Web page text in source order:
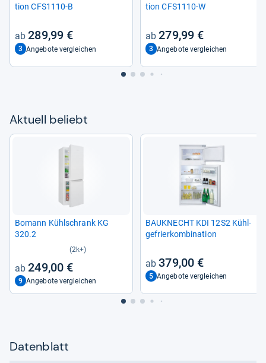
tion CFS1110-​B
289,99 €
3 Angebote vergleichen
tion CFS1110-​W
279,99 €
3 Angebote vergleichen
Aktu­ell beliebt
Bomann Kühl­schrank KG
320.2
(2k+)
249,00 €
9 Angebote vergleichen
BAU­KNECHT KDI 12S2 Kühl­
ge­frier­kom­bi­na­tion
379,00 €
5 Angebote vergleichen
Datenblatt